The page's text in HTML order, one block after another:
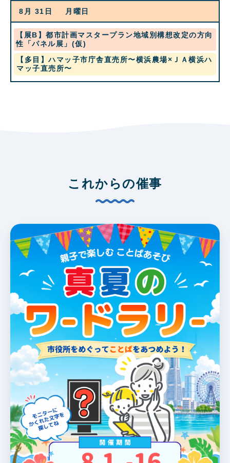
月
19th
2026
月曜日
8月 31
水
曜
日,
月
19th
【展B】都市計画マスタープラン地域別構想改定の方向
性「パネル展」(仮)
月
曜
日,
【多目】ハマッ子市庁舎直売所〜横浜農場×ＪＡ横浜ハ
マッ子直売所〜
これからの催事